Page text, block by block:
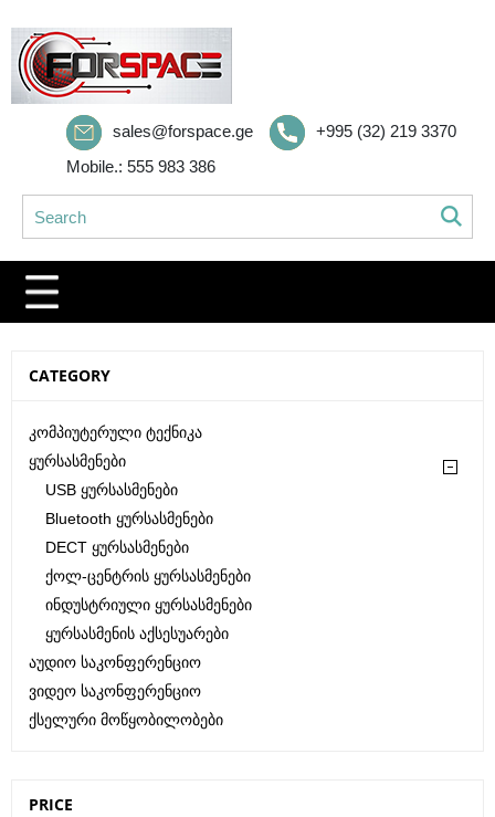
sales@forspace.ge
+995 (32) 219 3370
Mobile.: 555 983 386
CATEGORY
Კომპიუტერული Ტექნიკა
Ყურსასმენები
USB Ყურსასმენები
Bluetooth Ყურსასმენები
DECT Ყურსასმენები
Ქოლ-Ცენტრის Ყურსასმენები
Ინდუსტრიული Ყურსასმენები
Ყურსასმენის Აქსესუარები
Აუდიო Საკონფერენციო
Ვიდეო Საკონფერენციო
Ქსელური Მოწყობილობები
PRICE